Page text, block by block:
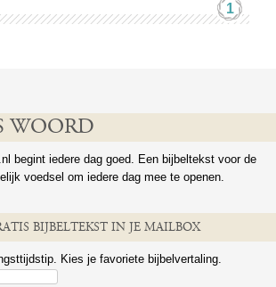
1
WOORD
begint iedere dag goed. Een bijbeltekst voor de
voedsel om iedere dag mee te openen.
BIJBELTEKST IN JE MAILBOX
Kies je favoriete bijbelvertaling.